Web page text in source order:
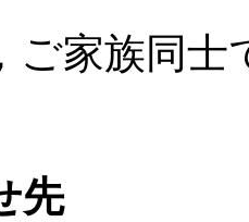
家族同士
先